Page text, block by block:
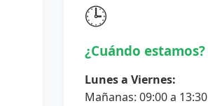
🕒
¿Cuándo estamos?
Lunes a Viernes:
Mañanas: 09:00 a 13:30